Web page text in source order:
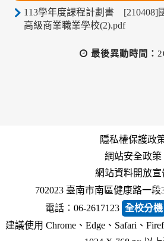
113學年度課程計劃書 [210408]
高級商業職業學校(2).pdf
最後異動時間：
隱私權保護政
網站安全政策
網站資料開放宣
702023 臺南市南區健康路一段
電話︰06-2617123 全校分機
建議使用 Chrome、Edge、Safari、